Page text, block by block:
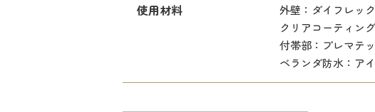
使用材料
外壁：ダイフレッ
クリアコーティング
付帯部：プレマテ
ベランダ防水：ア